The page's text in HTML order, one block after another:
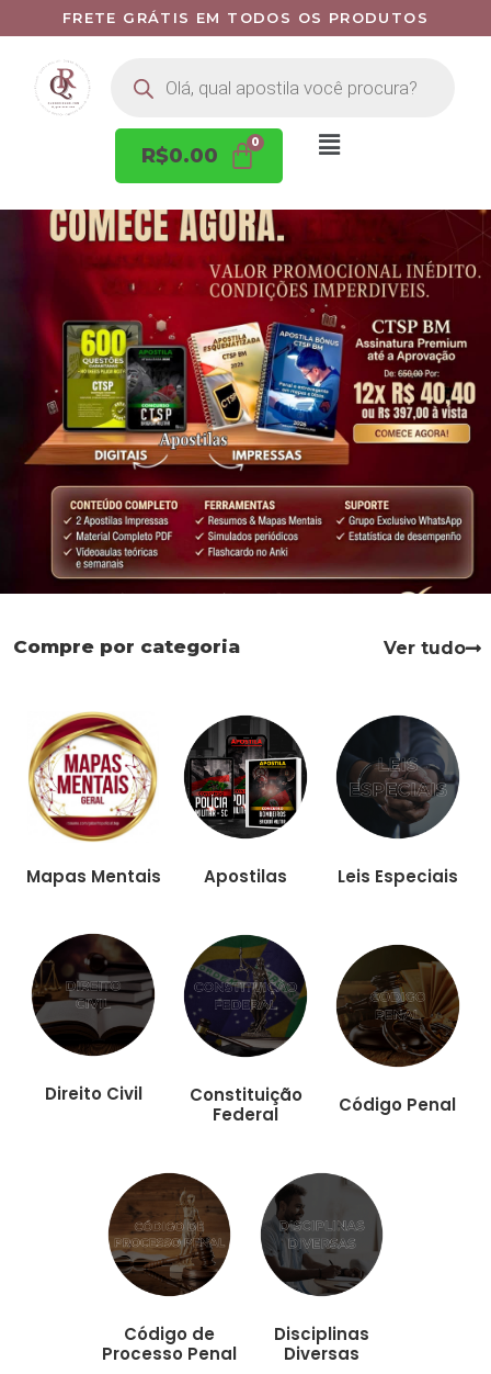
FRETE GRÁTIS EM TODOS OS PRODUTOS
R$0.00
Compre por categoria Ver tudo
Mapas Mentais Apostilas Leis Especiais
Direito Civil
Constituição
Federal
Código Penal
Código de
Processo Penal
Disciplinas
Diversas